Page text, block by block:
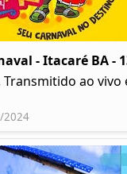
- Itacaré BA -
ao vivo
2024